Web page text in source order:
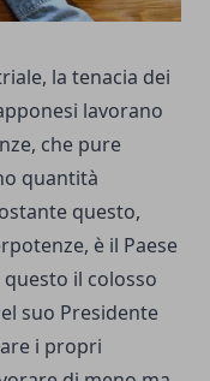
la tenacia dei
lavorano
che pure
quantità
questo,
è il Paese
il colosso
suo Presidente
i propri